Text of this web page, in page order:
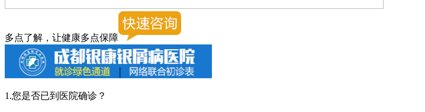
多点了解，让健康多点保障
1.您是否已到医院确诊？